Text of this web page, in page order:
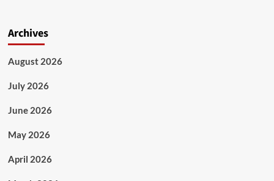
Archives
August 2026
July 2026
June 2026
May 2026
April 2026